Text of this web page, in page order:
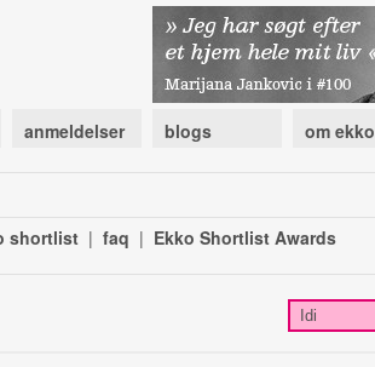
anmeldelser blogs om ekko
shortlist | faq | Ekko Shortlist Awards